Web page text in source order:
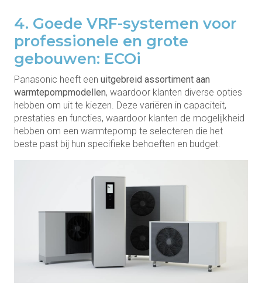
4. Goede VRF-systemen voor
professionele en grote
gebouwen: ECOi
Panasonic heeft een uitgebreid assortiment aan
warmtepompmodellen, waardoor klanten diverse opties
hebben om uit te kiezen. Deze variëren in capaciteit,
prestaties en functies, waardoor klanten de mogelijkheid
hebben om een warmtepomp te selecteren die het
beste past bij hun specifieke behoeften en budget.